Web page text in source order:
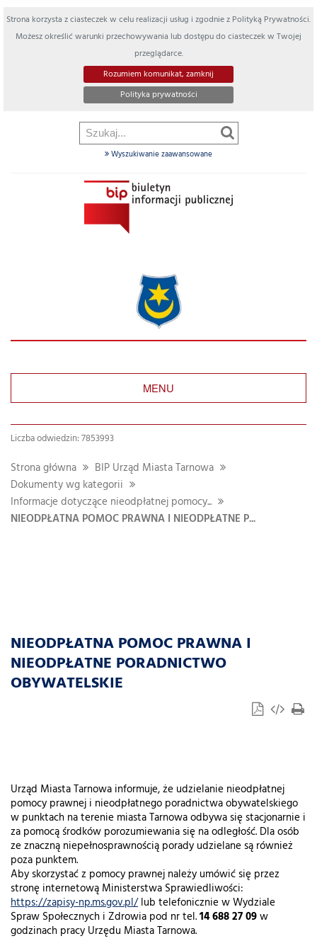
Strona korzysta z ciasteczek w celu realizacji usług i zgodnie z Polityką Prywatności.
Możesz określić warunki przechowywania lub dostępu do ciasteczek w Twojej
przeglądarce.
Rozumiem komunikat, zamknij
Polityka prywatności
Wyszukiwanie zaawansowane
MENU
Liczba odwiedzin: 7853993
Strona główna
BIP Urząd Miasta Tarnowa
Dokumenty wg kategorii
Informacje dotyczące nieodpłatnej pomocy...
NIEODPŁATNA POMOC PRAWNA I NIEODPŁATNE P...
NIEODPŁATNA POMOC PRAWNA I
NIEODPŁATNE PORADNICTWO
OBYWATELSKIE
Urząd Miasta Tarnowa informuje, że udzielanie nieodpłatnej
pomocy prawnej i nieodpłatnego poradnictwa obywatelskiego
w punktach na terenie miasta Tarnowa odbywa się stacjonarnie i
za pomocą środków porozumiewania się na odległość. Dla osób
ze znaczną niepełnosprawnością porady udzielane są również
poza punktem.
Aby skorzystać z pomocy prawnej należy umówić się przez
stronę internetową Ministerstwa Sprawiedliwości:
https://zapisy-np.ms.gov.pl/lub telefonicznie w Wydziale
Spraw Społecznych i Zdrowia pod nr tel.14 688 27 09w
godzinach pracy Urzędu Miasta Tarnowa.